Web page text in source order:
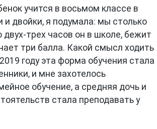
учится в восьмом классе в
и двойки, я подумала: мы столько
трех часов он в школе, бежит
три балла. Какой смысл ходить
году эта форма обучения стала
и мне захотелось
обучение, а средняя дочь и
стала преподавать у